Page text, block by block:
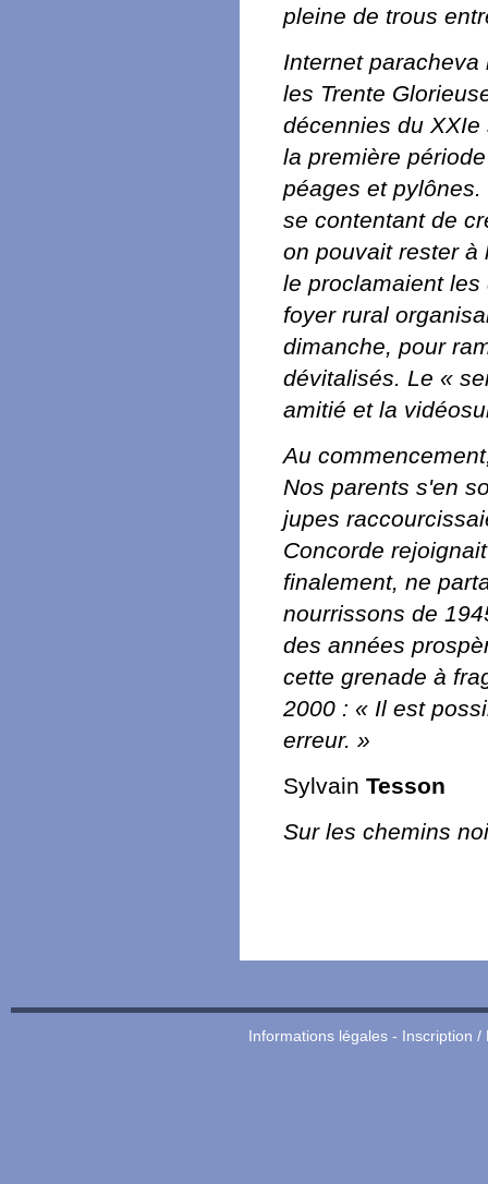
pleine de trous
Internet
les Trente
décennies du
la première
péages et
se contentant de
on pouvait rester à
le proclamaient
foyer rural
dimanche, pour
dévitalisés. Le «
amitié et la
Au
Nos parents s'en
jupes
Concorde
finalement, ne
nourrissons de
des années
cette grenade à
2000 : « Il est
erreur. »
Sylvain Tesson
Sur les chemins
Informations légales- Inscription